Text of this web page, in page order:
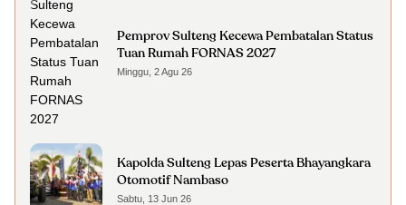
Pemprov Sulteng Kecewa Pembatalan Status
Tuan Rumah FORNAS 2027
Minggu, 2 Agu 26
Kapolda Sulteng Lepas Peserta Bhayangkara
Otomotif Nambaso
Sabtu, 13 Jun 26